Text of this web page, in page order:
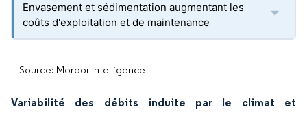
Envasement et sédimentation augmentant les
coûts d'exploitation et de maintenance
Source: Mordor Intelligence
Variabilité des débits induite par le climat et